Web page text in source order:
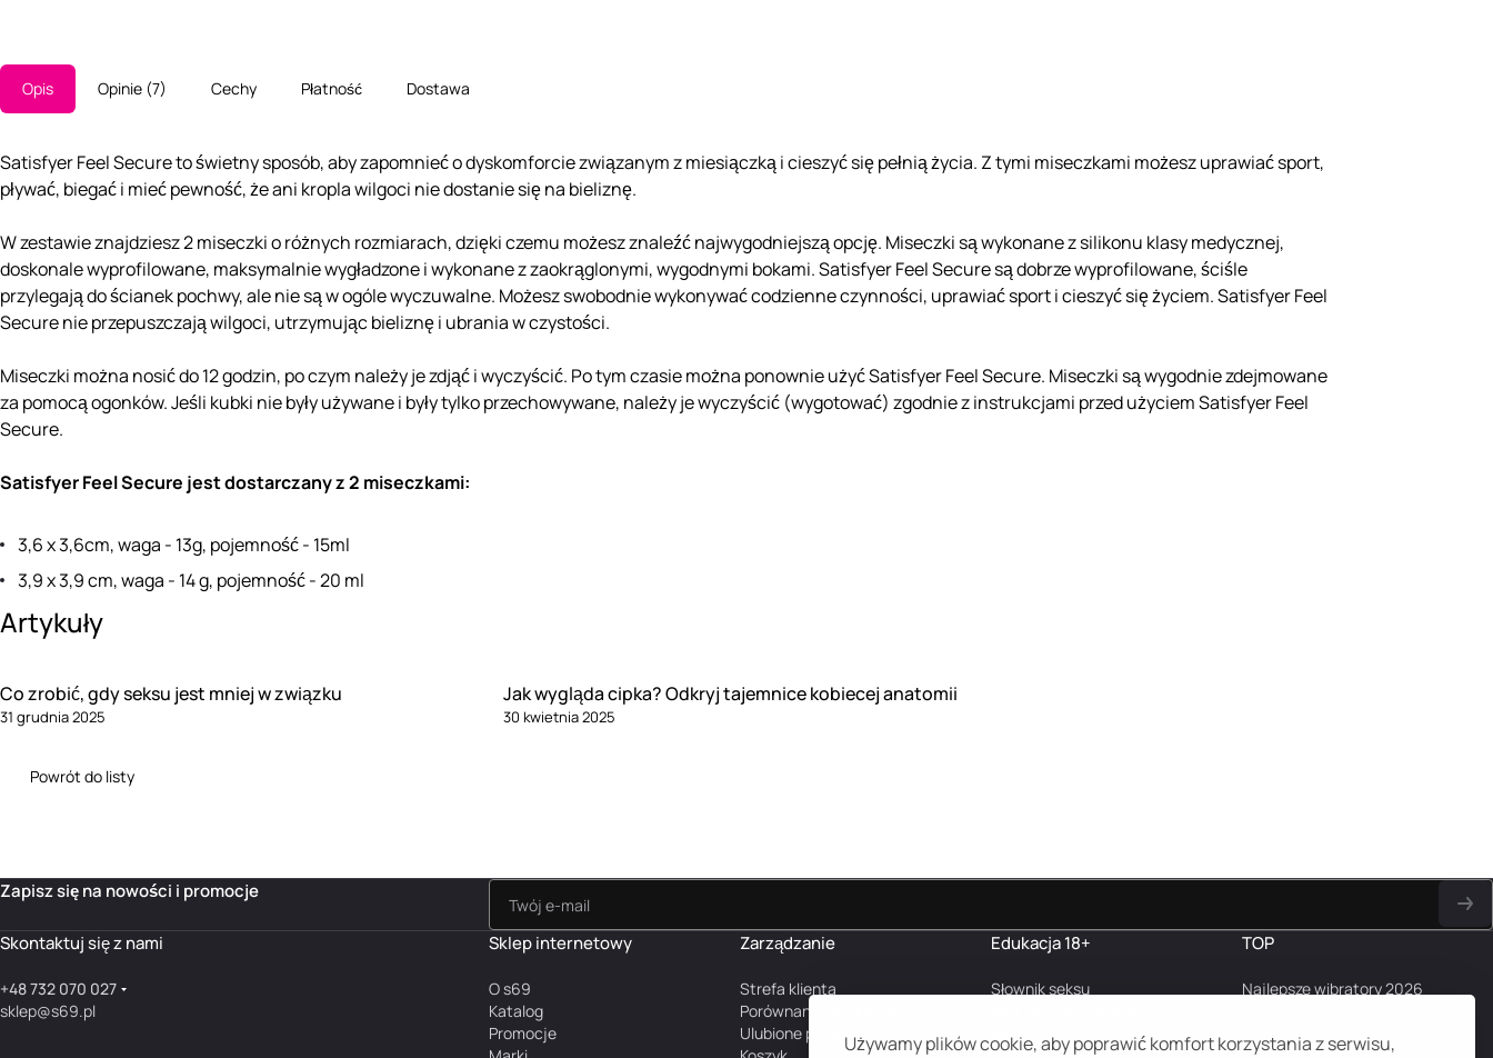
Używamy plików cookie, aby poprawić komfort korzystania z serwisu,
Opis Opinie 7 Cechy Płatność Dostawa
Satisfyer Feel Secure to świetny sposób, aby zapomnieć o dyskomforcie związanym z miesiączką i cieszyć się pełnią życia. Z tymi miseczkami możesz uprawiać sport,
pływać, biegać i mieć pewność, że ani kropla wilgoci nie dostanie się na bieliznę.
W zestawie znajdziesz 2 miseczki o różnych rozmiarach, dzięki czemu możesz znaleźć najwygodniejszą opcję. Miseczki są wykonane z silikonu klasy medycznej,
doskonale wyprofilowane, maksymalnie wygładzone i wykonane z zaokrąglonymi, wygodnymi bokami. Satisfyer Feel Secure są dobrze wyprofilowane, ściśle
przylegają do ścianek pochwy, ale nie są w ogóle wyczuwalne. Możesz swobodnie wykonywać codzienne czynności, uprawiać sport i cieszyć się życiem. Satisfyer Feel
Secure nie przepuszczają wilgoci, utrzymując bieliznę i ubrania w czystości.
Miseczki można nosić do 12 godzin, po czym należy je zdjąć i wyczyścić. Po tym czasie można ponownie użyć Satisfyer Feel Secure. Miseczki są wygodnie zdejmowane
za pomocą ogonków. Jeśli kubki nie były używane i były tylko przechowywane, należy je wyczyścić (wygotować) zgodnie z instrukcjami przed użyciem Satisfyer Feel
Secure.
Satisfyer Feel Secure jest dostarczany z 2 miseczkami:
3,6 x 3,6cm, waga - 13g, pojemność - 15ml
3,9 x 3,9 cm, waga - 14 g, pojemność - 20 ml
Artykuły
Co zrobić, gdy seksu jest mniej w związku
31 grudnia 2025
Jak wygląda cipka? Odkryj tajemnice kobiecej anatomii
30 kwietnia 2025
Powrót do listy
Zapisz się na nowości i promocje
Skontaktuj się z nami
+48 732 070 027
sklep@s69.pl
Sklep internetowy
O s69
Katalog
Promocje
Zarządzanie
Strefa klienta
Porównanie produktów
Ulubione produkty
Edukacja 18+
Słownik seksu
Blog
TOP
Najlepsze wibratory 2026